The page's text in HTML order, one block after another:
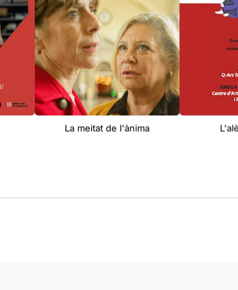
La meitat de l'ànima